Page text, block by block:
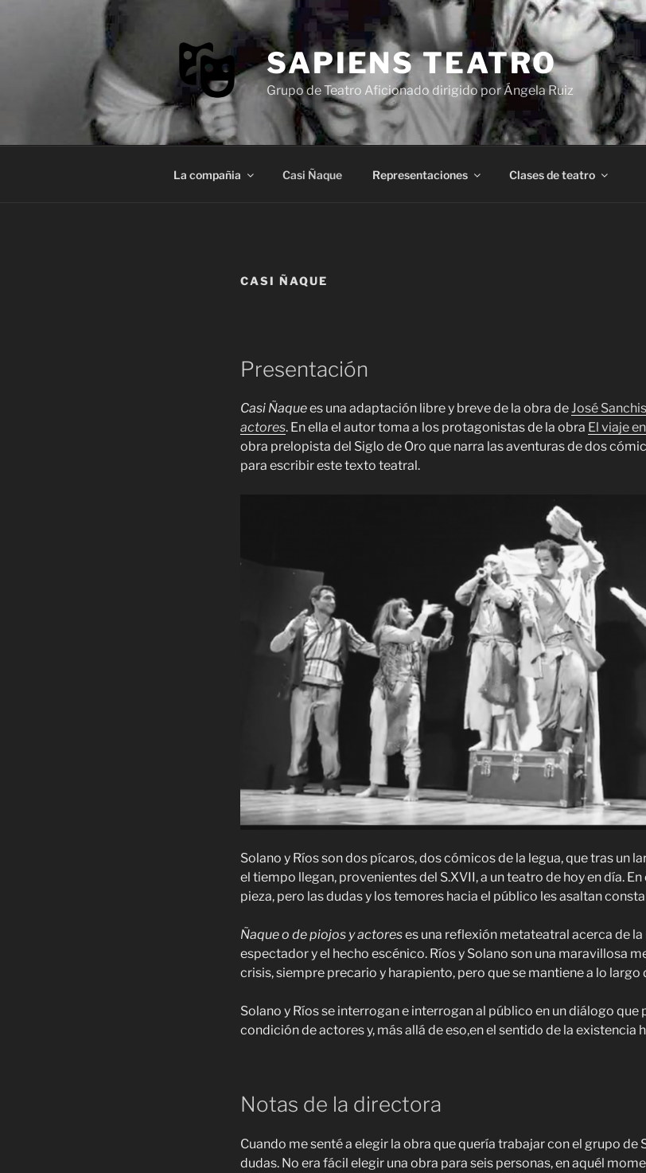
SAPIENS TEATRO
Grupo de Teatro Aficionado dirigido por Ángela Ruiz
La compañia Casi Ñaque Representaciones Clases de teatro
CASI ÑAQUE
Presentación
Casi Ñaquees una adaptación libre y breve de la obra deJosé
actores. En ella el autor toma a los protagonistas de la obra El viaje
obra prelopista del Siglo de Oro que narra las aventuras de dos
para escribir este texto teatral.
Solano y Ríos son dos pícaros, dos cómicos de la legua, que tras un
el tiempo llegan, provenientes del S.XVII, a un teatro de hoy en día.
pieza, pero las dudas y los temores hacia el público les asaltan
Ñaque o de piojos y actoreses una reflexión metateatral acerca de la
espectador y el hecho escénico. Ríos y Solano son una maravillosa
crisis, siempre precario y harapiento, pero que se mantiene a lo largo
Solano y Ríos se interrogan e interrogan al público en un diálogo que
condición de actores y, más allá de eso,en el sentido de la existencia
Notas de la directora
Cuando me senté a elegir la obra que quería trabajar con el grupo de
dudas. No era fácil elegir una obra para seis personas, en aquél